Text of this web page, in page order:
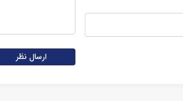
ارسال نظر